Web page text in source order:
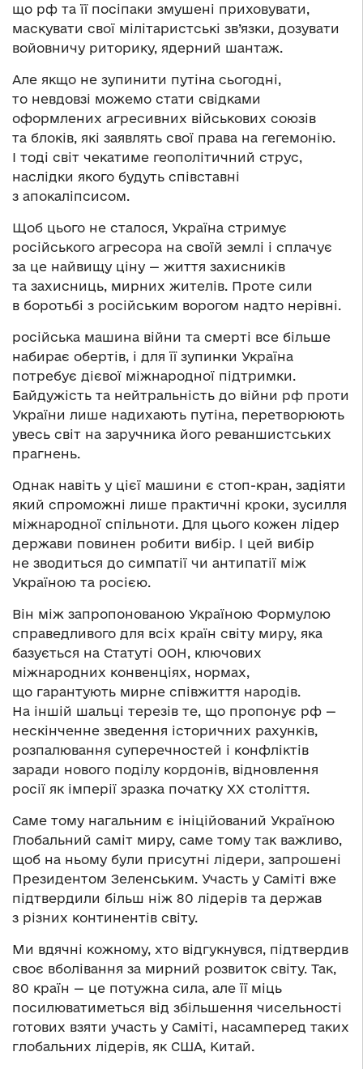
що рф та її посіпаки змушені приховувати,
маскувати свої мілітаристські зв’язки, дозувати
войовничу риторику, ядерний шантаж.
Але якщо не зупинити путіна сьогодні,
то невдовзі можемо стати свідками
оформлених агресивних військових союзів
та блоків, які заявлять свої права на гегемонію.
І тоді світ чекатиме геополітичний струс,
наслідки якого будуть співставні
з апокаліпсисом.
Щоб цього не сталося, Україна стримує
російського агресора на своїй землі і сплачує
за це найвищу ціну — життя захисників
та захисниць, мирних жителів. Проте сили
в боротьбі з російським ворогом надто нерівні.
російська машина війни та смерті все більше
набирає обертів, і для її зупинки Україна
потребує дієвої міжнародної підтримки.
Байдужість та нейтральність до війни рф проти
України лише надихають путіна, перетворюють
увесь світ на заручника його реваншистських
прагнень.
Однак навіть у цієї машини є стоп-кран, задіяти
який спроможні лише практичні кроки, зусилля
міжнародної спільноти. Для цього кожен лідер
держави повинен робити вибір. І цей вибір
не зводиться до симпатії чи антипатії між
Україною та росією.
Він між запропонованою Україною Формулою
справедливого для всіх країн світу миру, яка
базується на Статуті ООН, ключових
міжнародних конвенціях, нормах,
що гарантують мирне співжиття народів.
На іншій шальці терезів те, що пропонує рф —
нескінченне зведення історичних рахунків,
розпалювання суперечностей і конфліктів
заради нового поділу кордонів, відновлення
росії як імперії зразка початку ХХ століття.
Саме тому нагальним є ініційований Україною
Глобальний саміт миру, саме тому так важливо,
щоб на ньому були присутні лідери, запрошені
Президентом Зеленським. Участь у Саміті вже
підтвердили більш ніж 80 лідерів та держав
з різних континентів світу.
Ми вдячні кожному, хто відгукнувся, підтвердив
своє вболівання за мирний розвиток світу. Так,
80 країн — це потужна сила, але її міць
посилюватиметься від збільшення чисельності
готових взяти участь у Саміті, насамперед таких
глобальних лідерів, як США, Китай.